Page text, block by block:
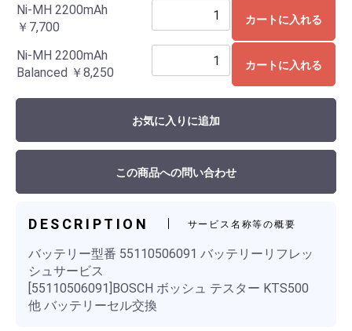
Ni-MH 2200mAh
￥7,700
カートに入れる
Ni-MH 2200mAh
Balanced ￥8,250 カートに入れる
お気に入りに追加
この商品への問い合わせ
DESCRIPTION サービス名称等の概要
バッテリー型番 55110506091 バッテリーリフレッ
シュサービス
[55110506091]BOSCH ボッシュ テスター KTS500
他 バッテリーセル交換